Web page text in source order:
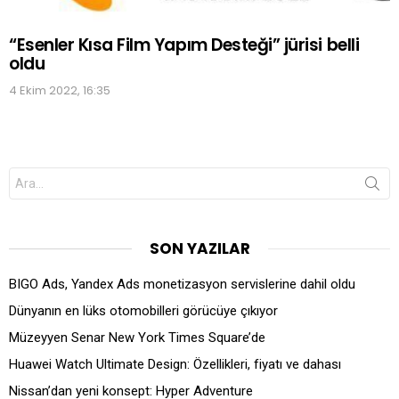
“Esenler Kısa Film Yapım Desteği” jürisi belli
oldu
4 Ekim 2022, 16:35
Search
for:
SON YAZILAR
BIGO Ads, Yandex Ads monetizasyon servislerine dahil oldu
Dünyanın en lüks otomobilleri görücüye çıkıyor
Müzeyyen Senar New York Times Square’de
Huawei Watch Ultimate Design: Özellikleri, fiyatı ve dahası
Nissan’dan yeni konsept: Hyper Adventure